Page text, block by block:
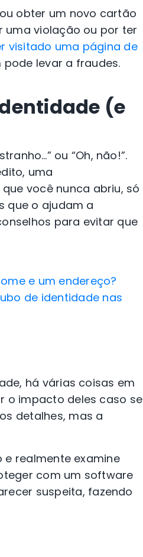
obter um novo cartão
uma violação ou por ter
visitado uma página de
pode levar a fraudes.
(e
ou “Oh, não!”.
uma
você nunca abriu, só
que o ajudam a
para evitar que
e um endereço?
de identidade nas
há várias coisas em
o impacto deles caso se
detalhes, mas a
realmente examine
com um software
suspeita, fazendo